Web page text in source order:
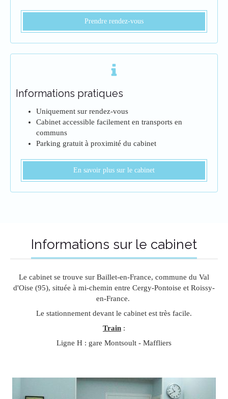
Prendre rendez-vous
Informations pratiques
Uniquement sur rendez-vous
Cabinet accessible facilement en transports en
communs
Parking gratuit à proximité du cabinet
En savoir plus sur le cabinet
Informations sur le cabinet
Le cabinet se trouve sur Baillet-en-France, commune du Val
d'Oise (95), située à mi-chemin entre Cergy-Pontoise et Roissy-
en-France.
Le stationnement devant le cabinet est très facile.
Train :
Ligne H : gare Montsoult - Maffliers